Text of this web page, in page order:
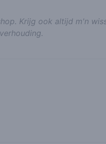
Krijg ook altijd m'n